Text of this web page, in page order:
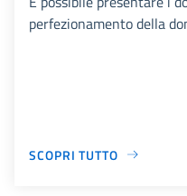
perfezionamento della
SCOPRI TUTTO